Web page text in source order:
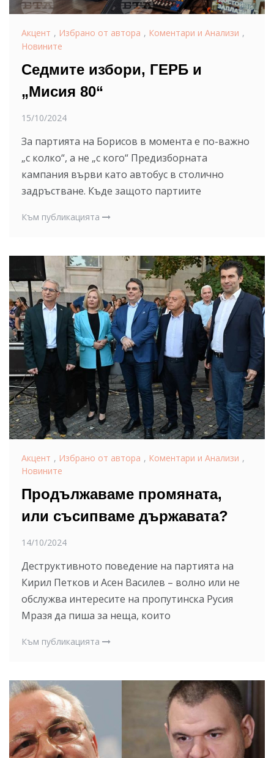
Акцент , Избрано от автора , Коментари и Анализи ,
Новините
Седмите избори, ГЕРБ и
„Мисия 80“
15/10/2024
За партията на Борисов в момента е по-важно
„с колко“, а не „с кого“ Предизборната
кампания върви като автобус в столично
задръстване. Къде защото партиите
Към публикацията
Акцент , Избрано от автора , Коментари и Анализи ,
Новините
Продължаваме промяната,
или съсипваме държавата?
14/10/2024
Деструктивното поведение на партията на
Кирил Петков и Асен Василев – волно или не
обслужва интересите на пропутинска Русия
Мразя да пиша за неща, които
Към публикацията